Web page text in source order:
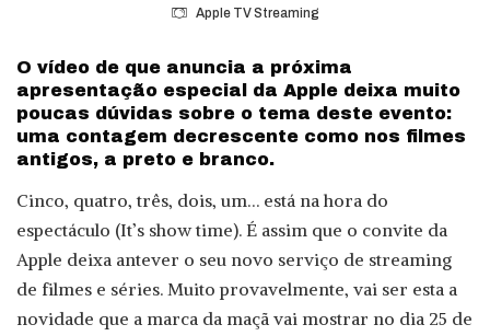
Apple TV Streaming
O vídeo de que anuncia a próxima
apresentação especial da Apple deixa muito
poucas dúvidas sobre o tema deste evento:
uma contagem decrescente como nos filmes
antigos, a preto e branco.
Cinco, quatro, três, dois, um… está na hora do
espectáculo (It’s show time). É assim que o convite da
Apple deixa antever o seu novo serviço de streaming
de filmes e séries. Muito provavelmente, vai ser esta a
novidade que a marca da maçã vai mostrar no dia 25 de